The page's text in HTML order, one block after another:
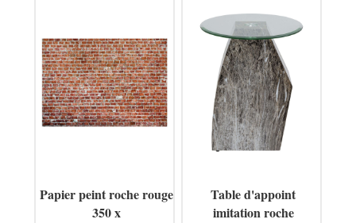
Papier peint roche rouge
350 x
Table d'appoint
imitation roche